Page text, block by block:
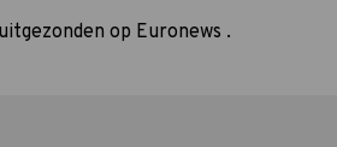
op Euronews .